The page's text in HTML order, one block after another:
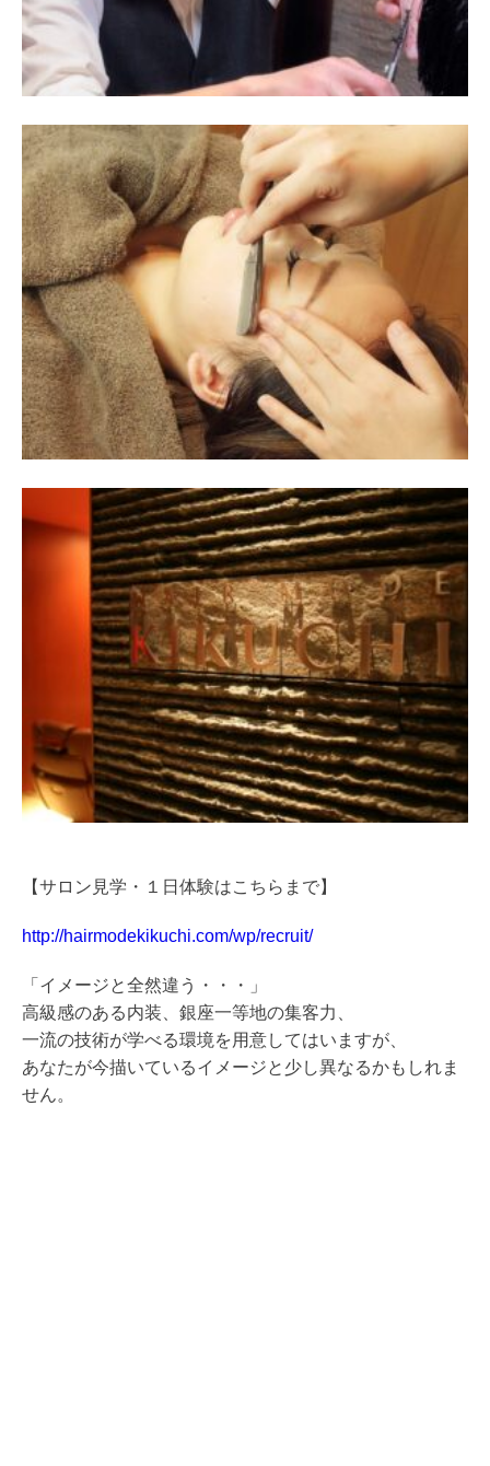
【サロン見学・１日体験はこちらまで】
http://hairmodekikuchi.com/wp/recruit/
「イメージと全然違う・・・」
高級感のある内装、銀座一等地の集客力、
一流の技術が学べる環境を用意してはいますが、
あなたが今描いているイメージと少し異なるかもしれま
せん。